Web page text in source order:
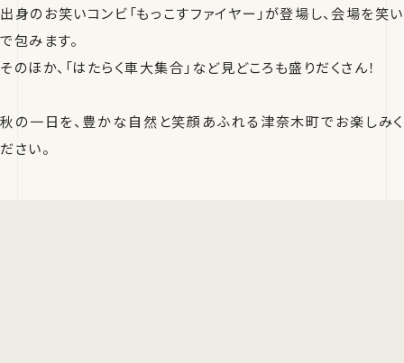
出身のお笑いコンビ「もっこすファイヤー」が登場し、会場を笑い
で包みます。
そのほか、「はたらく車大集合」など見どころも盛りだくさん！
秋の一日を、豊かな自然と笑顔あふれる津奈木町でお楽しみく
ださい。